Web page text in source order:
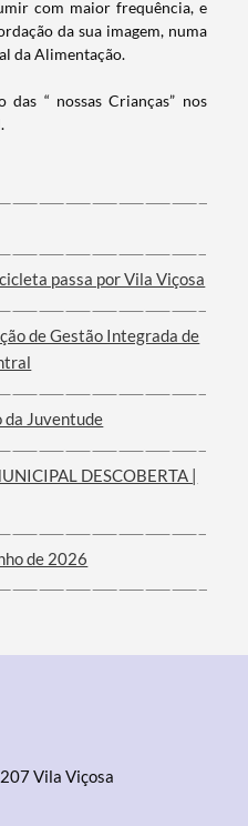
com maior frequência, e
da sua imagem, numa
da Alimentação.
das “ nossas Crianças” nos
passa por Vila Viçosa
de Gestão Integrada de
Juventude
DESCOBERTA |
de 2026
Vila Viçosa